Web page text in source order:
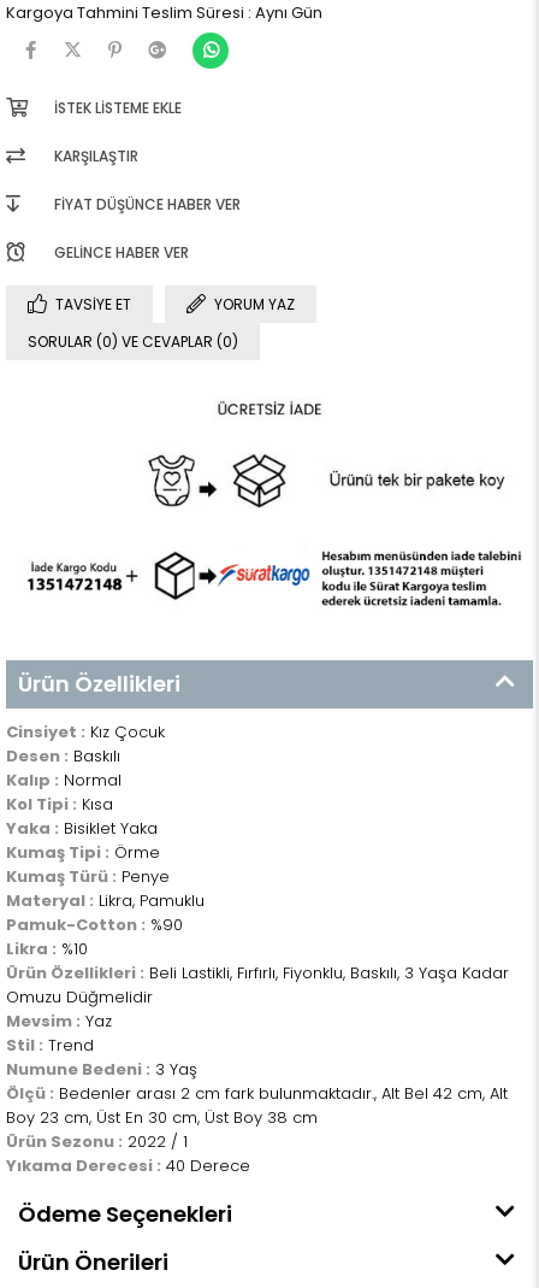
Kargoya Tahmini Teslim Süresi : Aynı Gün
İSTEK LISTEME EKLE
KARŞILAŞTIR
FIYAT DÜŞÜNCE HABER VER
GELINCE HABER VER
TAVSIYE ET
YORUM YAZ
SORULAR (0) VE CEVAPLAR (0)
Ürün Özellikleri
Cinsiyet : Kız Çocuk
Desen : Baskılı
Kalıp : Normal
Kol Tipi : Kısa
Yaka : Bisiklet Yaka
Kumaş Tipi : Örme
Kumaş Türü : Penye
Materyal : Likra, Pamuklu
Pamuk-Cotton : %90
Likra : %10
Ürün Özellikleri : Beli Lastikli, Fırfırlı, Fiyonklu, Baskılı, 3 Yaşa Kadar
Omuzu Düğmelidir
Mevsim : Yaz
Stil : Trend
Numune Bedeni : 3 Yaş
Ölçü : Bedenler arası 2 cm fark bulunmaktadır., Alt Bel 42 cm, Alt
Boy 23 cm, Üst En 30 cm, Üst Boy 38 cm
Ürün Sezonu : 2022 / 1
Yıkama Derecesi : 40 Derece
Ödeme Seçenekleri
Ürün Önerileri